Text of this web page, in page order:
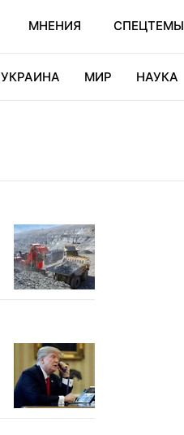
МНЕНИЯ СПЕЦТЕМЫ
УКРАИНА МИР НАУКА